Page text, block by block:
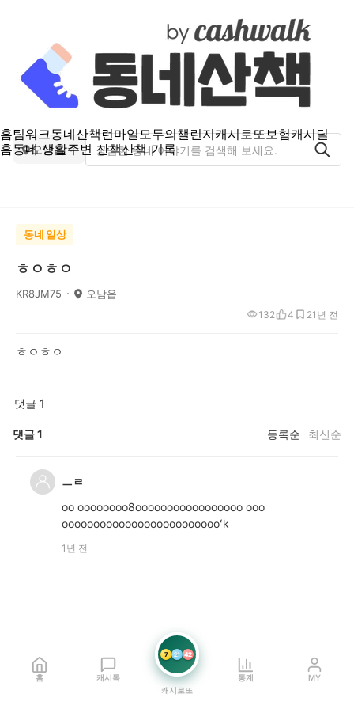
홈팀워크동네산책런마일모두의챌린지캐시로또보험캐시딜
홈동네 생활주변 산책산책 기록
오남읍
동네 일상
ㅎㅇㅎㅇ
KR8JM75 오남읍
1년 전
132 4 2
ㅎㅇㅎㅇ
댓글 1
댓글1 등록순 최신순
ㅡㄹ
oo oooooooo8ooooooooooooooooo ooo
oooooooooooooooooooooooooʻk
1년 전
홈 캐시톡
7 21 42
캐시로또
통계 MY